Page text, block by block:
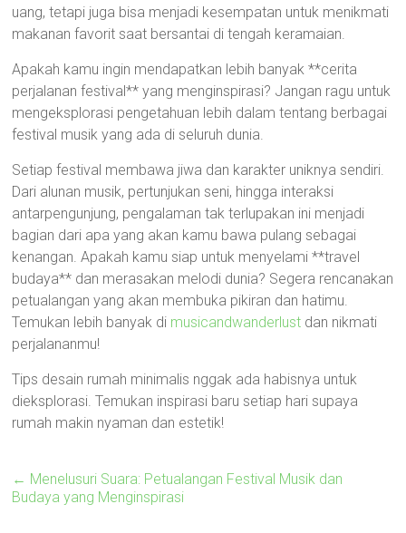
uang, tetapi juga bisa menjadi kesempatan untuk menikmati
makanan favorit saat bersantai di tengah keramaian.
Apakah kamu ingin mendapatkan lebih banyak **cerita
perjalanan festival** yang menginspirasi? Jangan ragu untuk
mengeksplorasi pengetahuan lebih dalam tentang berbagai
festival musik yang ada di seluruh dunia.
Setiap festival membawa jiwa dan karakter uniknya sendiri.
Dari alunan musik, pertunjukan seni, hingga interaksi
antarpengunjung, pengalaman tak terlupakan ini menjadi
bagian dari apa yang akan kamu bawa pulang sebagai
kenangan. Apakah kamu siap untuk menyelami **travel
budaya** dan merasakan melodi dunia? Segera rencanakan
petualangan yang akan membuka pikiran dan hatimu.
Temukan lebih banyak di musicandwanderlust dan nikmati
perjalananmu!
Tips desain rumah minimalis nggak ada habisnya untuk
dieksplorasi. Temukan inspirasi baru setiap hari supaya
rumah makin nyaman dan estetik!
← Menelusuri Suara: Petualangan Festival Musik dan
Budaya yang Menginspirasi